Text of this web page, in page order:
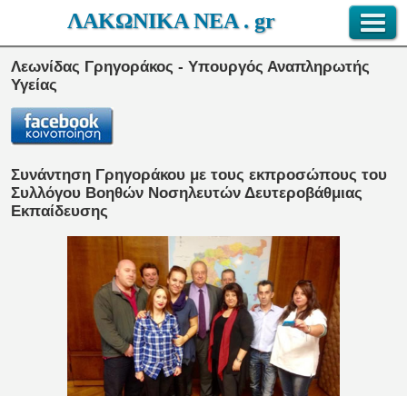
ΛΑΚΩΝΙΚΑ ΝΕΑ . gr
Λεωνίδας Γρηγοράκος - Υπουργός Αναπληρωτής
Υγείας
Συνάντηση Γρηγοράκου με τους εκπροσώπους του
Συλλόγου Βοηθών Νοσηλευτών Δευτεροβάθμιας
Εκπαίδευσης